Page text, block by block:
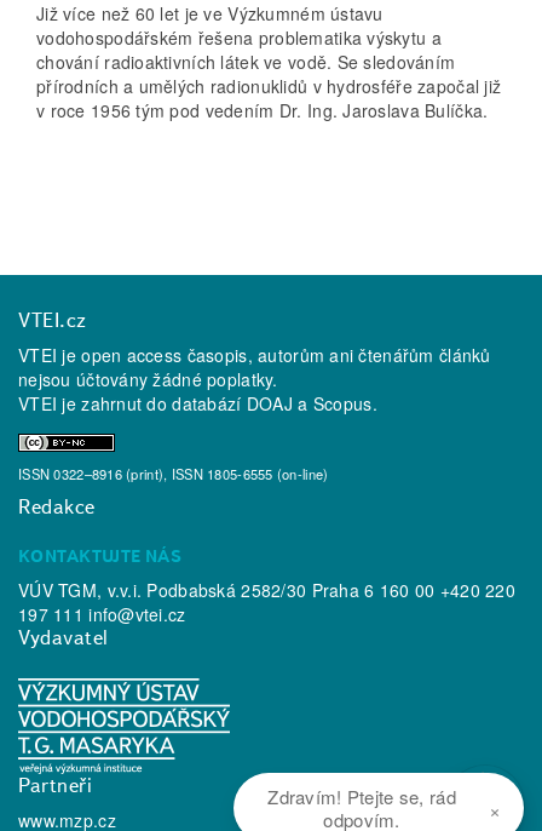
Již více než 60 let je ve Výzkumném ústavu
vodohospodářském řešena problematika výskytu a
chování radioaktivních látek ve vodě. Se sledováním
přírodních a umělých radionuklidů v hydrosféře započal již
v roce 1956 tým pod vedením Dr. Ing. Jaroslava Bulíčka.
VTEI.cz
VTEI je open access časopis, autorům ani čtenářům článků
nejsou účtovány žádné poplatky.
VTEI je zahrnut do databází DOAJ a Scopus.
ISSN 0322–8916 (print), ISSN 1805-6555 (on-line)
Redakce
KONTAKTUJTE NÁS
VÚV TGM, v.v.i. Podbabská 2582/30 Praha 6 160 00 +420 220
197 111info@vtei.cz
Vydavatel
Partneři
www.mzp.cz
Zdravím! Ptejte se, rád
odpovím.
×